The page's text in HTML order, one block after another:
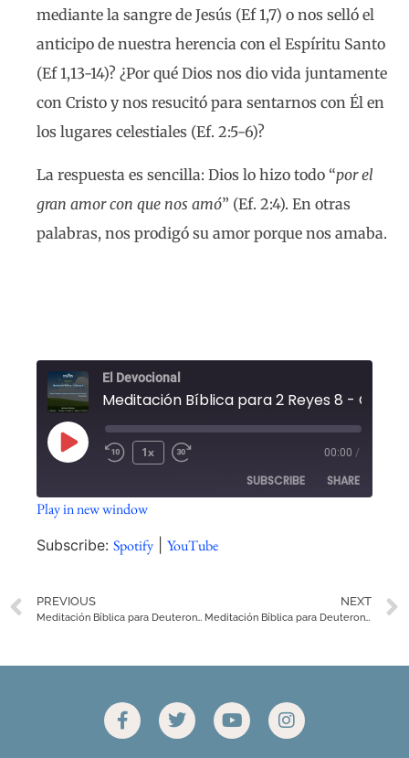
mediante la sangre de Jesús (Ef 1,7) o nos selló el
anticipo de nuestra herencia con el Espíritu Santo
(Ef 1,13-14)? ¿Por qué Dios nos dio vida juntamente
con Cristo y nos resucitó para sentarnos con Él en
los lugares celestiales (Ef. 2:5-6)?
La respuesta es sencilla: Dios lo hizo todo “por el
gran amor con que nos amó” (Ef. 2:4). En otras
palabras, nos prodigó su amor porque nos amaba.
El Devocional
1x 00:00 /
SUBSCRIBE SHARE
SHARE
EMBED
Play in new window
Subscribe: Spotify| YouTube
PREVIOUS
Meditación Bíblica para Deuteronomio 6
NEXT
Meditación Bíblica para Deuteronomio 8